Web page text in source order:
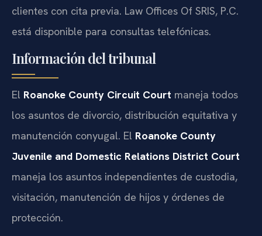
clientes con cita previa. Law Offices Of SRIS, P.C.
está disponible para consultas telefónicas.
Información del tribunal
El Roanoke County Circuit Court maneja todos
los asuntos de divorcio, distribución equitativa y
manutención conyugal. El Roanoke County
Juvenile and Domestic Relations District Court
maneja los asuntos independientes de custodia,
visitación, manutención de hijos y órdenes de
protección.